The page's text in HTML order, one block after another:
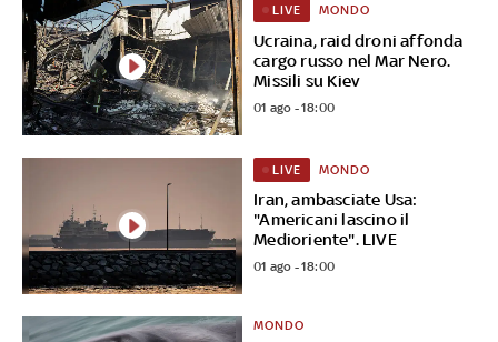
Ucraina, raid droni affonda
cargo russo nel Mar Nero.
Missili su Kiev
LIVE MONDO
01 ago - 18:00
Iran, ambasciate Usa:
"Americani lascino il
Medioriente". LIVE
LIVE MONDO
01 ago - 18:00
MONDO